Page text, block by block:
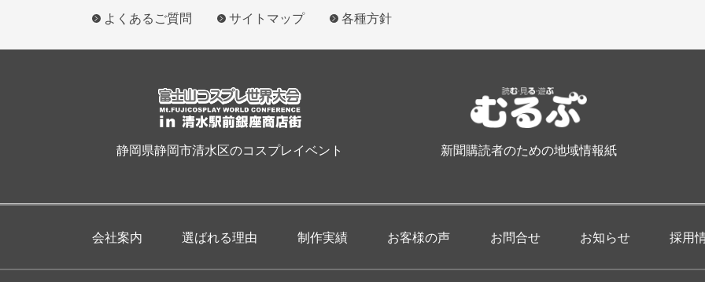
よくあるご質問 サイトマップ 各種方針
静岡県静岡市清水区のコスプレイベント 新聞購読者のための地域情報紙
会社案内 選ばれる理由 制作実績 お客様の声 お問合せ お知らせ 採用